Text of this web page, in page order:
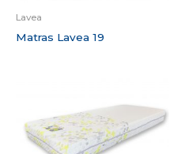
Lavea
Matras Lavea 19